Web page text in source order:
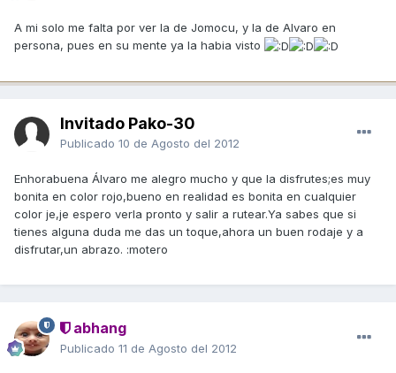
A mi solo me falta por ver la de Jomocu, y la de Alvaro en
persona, pues en su mente ya la habia visto
Invitado Pako-30
Publicado 10 de Agosto del 2012
Enhorabuena Álvaro me alegro mucho y que la disfrutes;es muy
bonita en color rojo,bueno en realidad es bonita en cualquier
color je,je espero verla pronto y salir a rutear.Ya sabes que si
tienes alguna duda me das un toque,ahora un buen rodaje y a
disfrutar,un abrazo. :motero
abhang
Publicado 11 de Agosto del 2012